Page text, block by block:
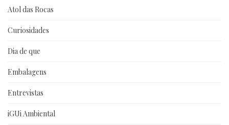
Atol das Rocas
Curiosidades
Dia de que
Embalagens
Entrevistas
iGUi Ambiental